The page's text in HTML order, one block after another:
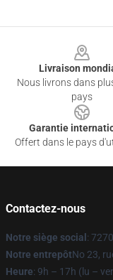
Livraison
Nous livrons dans
pays
Garantie
Offert dans le pays
Contactez-nous
Notre siège social :
Notre entrepôtNo 23,
Heure: 9h – 17h (lu –